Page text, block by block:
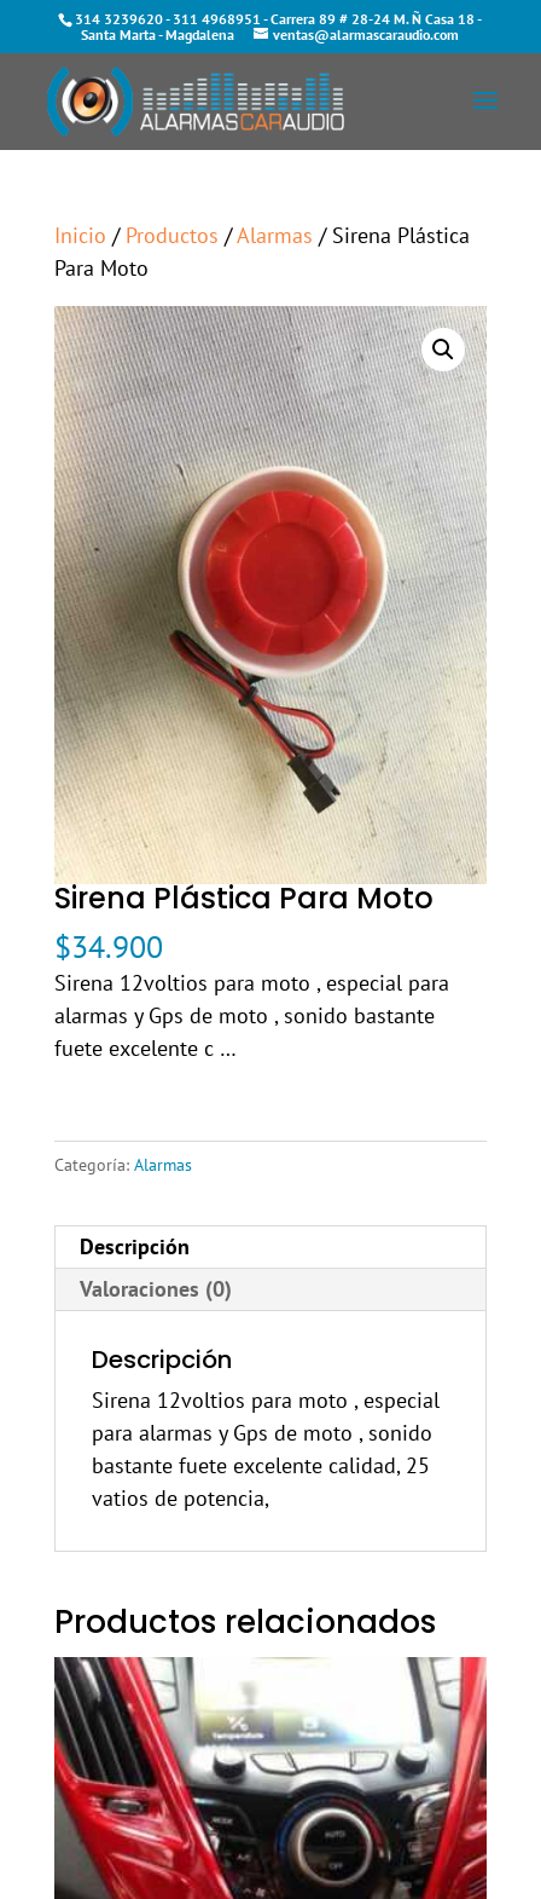
314 3239620- 311 4968951 - Carrera 89 # 28-24 M. Ñ Casa 18 -
Santa Marta - Magdalena
ventas@alarmascaraudio.com
Inicio / Productos /Alarmas / Sirena Plástica
Para Moto
Sirena Plástica Para Moto
$34.900
Sirena 12voltios para moto , especial para
alarmas y Gps de moto , sonido bastante
fuete excelente c …
Categoría: Alarmas
Descripción
Valoraciones (0)
Descripción
Sirena 12voltios para moto , especial
para alarmas y Gps de moto , sonido
bastante fuete excelente calidad, 25
vatios de potencia,
Productos relacionados